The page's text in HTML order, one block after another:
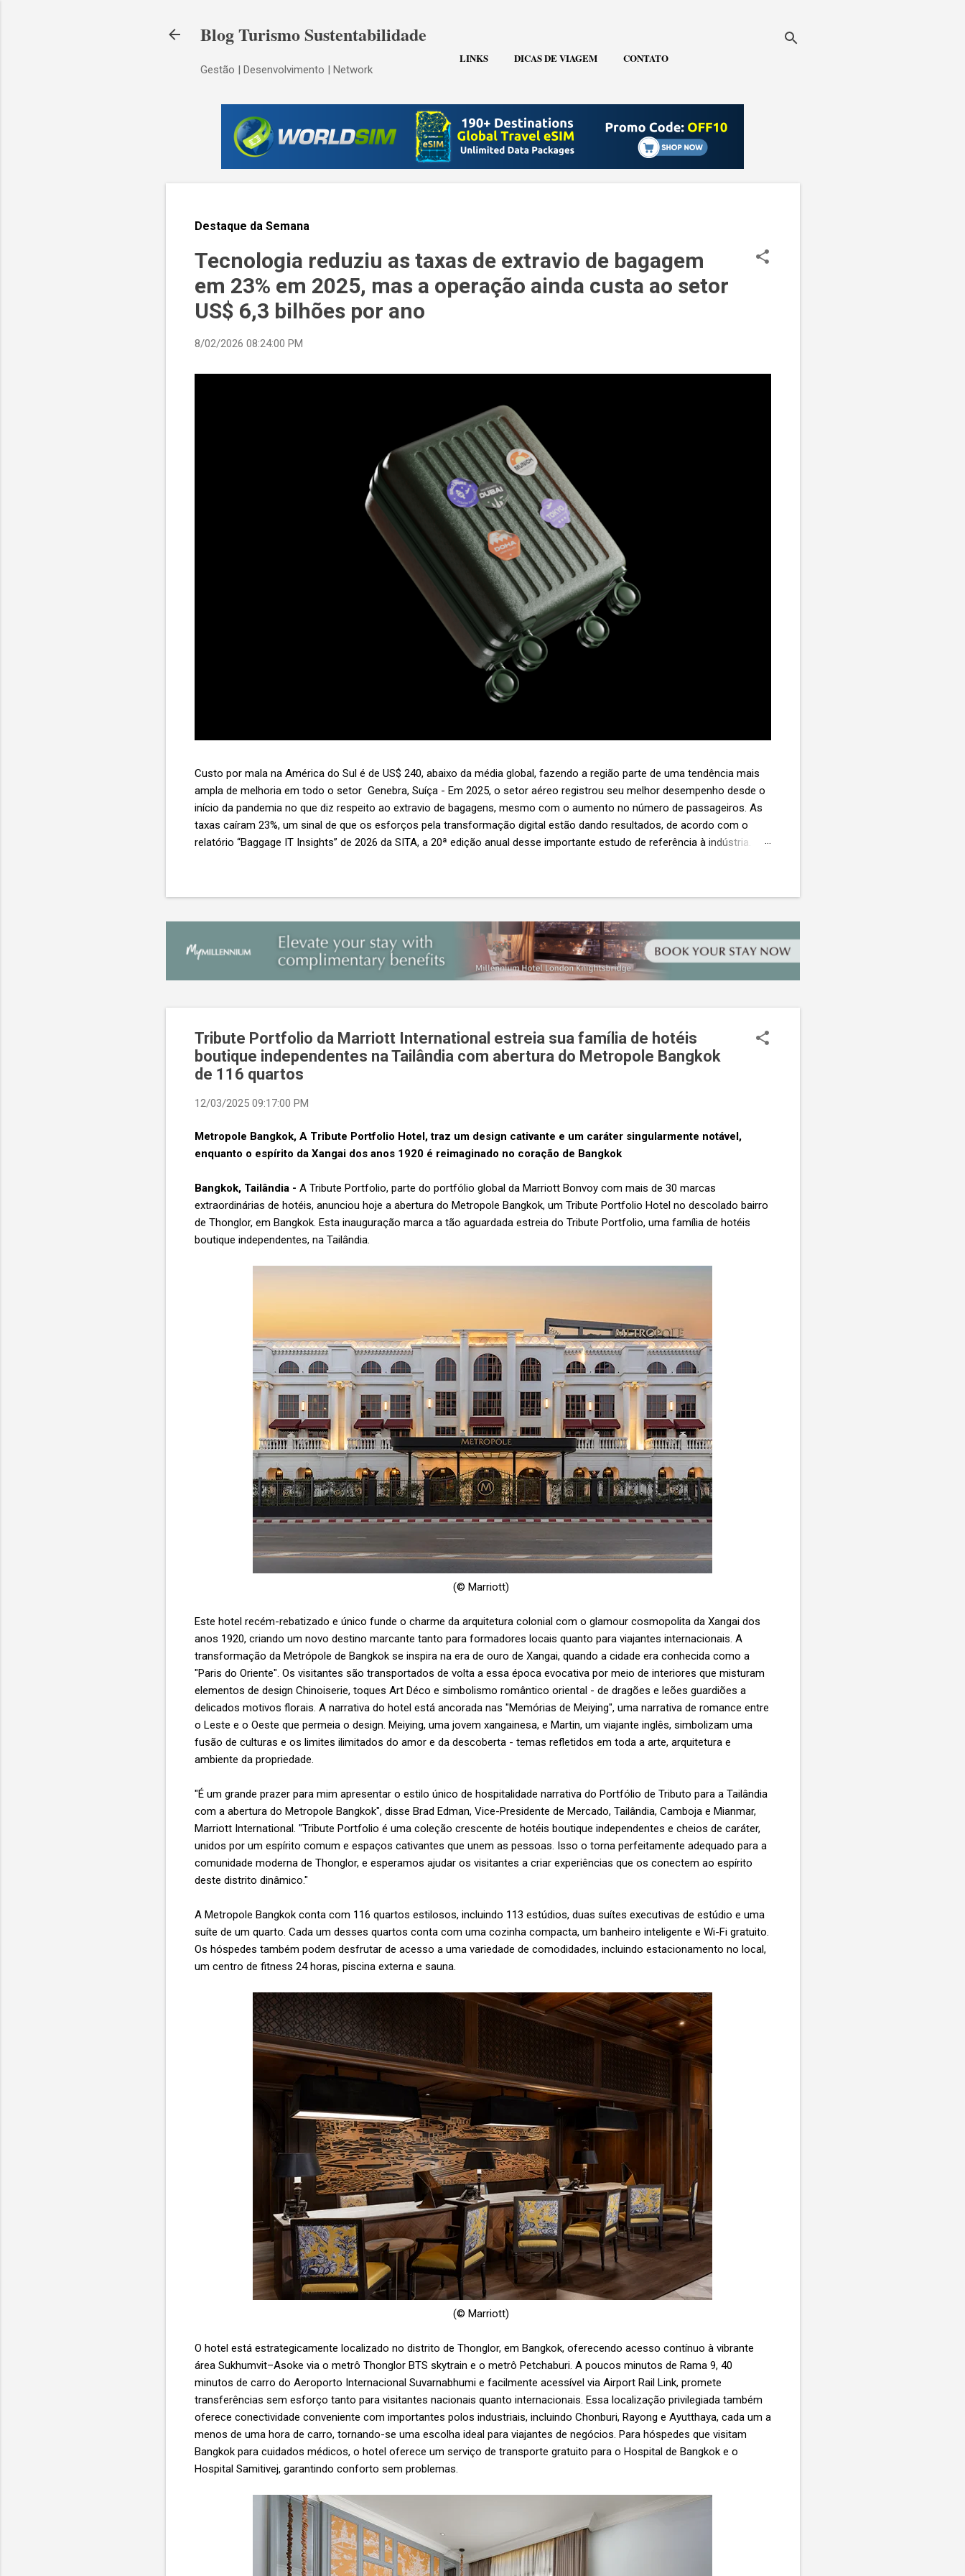
Blog Turismo Sustentabilidade
Gestão | Desenvolvimento | Network
LINKS DICAS DE VIAGEM CONTATO
Destaque da Semana
Tecnologia reduziu as taxas de extravio de bagagem
em 23% em 2025, mas a operação ainda custa ao setor
US$ 6,3 bilhões por ano
8/02/2026 08:24:00 PM
Custo por mala na América do Sul é de US$ 240, abaixo da média global, fazendo a região parte de uma tendência mais
ampla de melhoria em todo o setor Genebra, Suíça - Em 2025, o setor aéreo registrou seu melhor desempenho desde o
início da pandemia no que diz respeito ao extravio de bagagens, mesmo com o aumento no número de passageiros. As
taxas caíram 23%, um sinal de que os esforços pela transformação digital estão dando resultados, de acordo com o
relatório “Baggage IT Insights” de 2026 da SITA, a 20ª edição anual desse importante estudo de referência à indústria. (©
lucro líquido médio de apenas US$ 8 por passageiro, uma mala extraviada anula o lucro de mais de 30 assentos vendidos,
Tribute Portfolio da Marriott International estreia sua família de hotéis
boutique independentes na Tailândia com abertura do Metropole Bangkok
de 116 quartos
12/03/2025 09:17:00 PM
Metropole Bangkok, A Tribute Portfolio Hotel, traz um design cativante e um caráter singularmente notável,
enquanto o espírito da Xangai dos anos 1920 é reimaginado no coração de Bangkok
Bangkok, Tailândia - A Tribute Portfolio, parte do portfólio global da Marriott Bonvoy com mais de 30 marcas
extraordinárias de hotéis, anunciou hoje a abertura do Metropole Bangkok, um Tribute Portfolio Hotel no descolado bairro
de Thonglor, em Bangkok. Esta inauguração marca a tão aguardada estreia do Tribute Portfolio, uma família de hotéis
boutique independentes, na Tailândia.
(© Marriott)
Este hotel recém-rebatizado e único funde o charme da arquitetura colonial com o glamour cosmopolita da Xangai dos
anos 1920, criando um novo destino marcante tanto para formadores locais quanto para viajantes internacionais. A
transformação da Metrópole de Bangkok se inspira na era de ouro de Xangai, quando a cidade era conhecida como a
"Paris do Oriente". Os visitantes são transportados de volta a essa época evocativa por meio de interiores que misturam
elementos de design Chinoiserie, toques Art Déco e simbolismo romântico oriental - de dragões e leões guardiões a
delicados motivos florais. A narrativa do hotel está ancorada nas "Memórias de Meiying", uma narrativa de romance entre
o Leste e o Oeste que permeia o design. Meiying, uma jovem xangainesa, e Martin, um viajante inglês, simbolizam uma
fusão de culturas e os limites ilimitados do amor e da descoberta - temas refletidos em toda a arte, arquitetura e
ambiente da propriedade.
"É um grande prazer para mim apresentar o estilo único de hospitalidade narrativa do Portfólio de Tributo para a Tailândia
com a abertura do Metropole Bangkok", disse Brad Edman, Vice-Presidente de Mercado, Tailândia, Camboja e Mianmar,
Marriott International. "Tribute Portfolio é uma coleção crescente de hotéis boutique independentes e cheios de caráter,
unidos por um espírito comum e espaços cativantes que unem as pessoas. Isso o torna perfeitamente adequado para a
comunidade moderna de Thonglor, e esperamos ajudar os visitantes a criar experiências que os conectem ao espírito
deste distrito dinâmico."
A Metropole Bangkok conta com 116 quartos estilosos, incluindo 113 estúdios, duas suítes executivas de estúdio e uma
suíte de um quarto. Cada um desses quartos conta com uma cozinha compacta, um banheiro inteligente e Wi-Fi gratuito.
Os hóspedes também podem desfrutar de acesso a uma variedade de comodidades, incluindo estacionamento no local,
um centro de fitness 24 horas, piscina externa e sauna.
(© Marriott)
O hotel está estrategicamente localizado no distrito de Thonglor, em Bangkok, oferecendo acesso contínuo à vibrante
área Sukhumvit–Asoke via o metrô Thonglor BTS skytrain e o metrô Petchaburi. A poucos minutos de Rama 9, 40
minutos de carro do Aeroporto Internacional Suvarnabhumi e facilmente acessível via Airport Rail Link, promete
transferências sem esforço tanto para visitantes nacionais quanto internacionais. Essa localização privilegiada também
oferece conectividade conveniente com importantes polos industriais, incluindo Chonburi, Rayong e Ayutthaya, cada um a
menos de uma hora de carro, tornando-se uma escolha ideal para viajantes de negócios. Para hóspedes que visitam
Bangkok para cuidados médicos, o hotel oferece um serviço de transporte gratuito para o Hospital de Bangkok e o
Hospital Samitivej, garantindo conforto sem problemas.